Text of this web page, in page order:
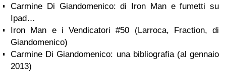
Carmine Di Giandomenico: di Iron Man e fumetti su
Ipad…
Iron Man e i Vendicatori #50 (Larroca, Fraction, di
Giandomenico)
Carmine Di Giandomenico: una bibliografia (al gennaio
2013)